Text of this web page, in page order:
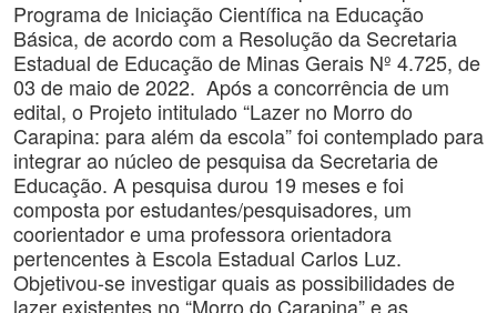
Programa de Iniciação Científica na Educação
Básica, de acordo com a Resolução da Secretaria
Estadual de Educação de Minas Gerais Nº 4.725, de
03 de maio de 2022. Após a concorrência de um
edital, o Projeto intitulado “Lazer no Morro do
Carapina: para além da escola” foi contemplado para
integrar ao núcleo de pesquisa da Secretaria de
Educação. A pesquisa durou 19 meses e foi
composta por estudantes/pesquisadores, um
coorientador e uma professora orientadora
pertencentes à Escola Estadual Carlos Luz.
Objetivou-se investigar quais as possibilidades de
lazer existentes no “Morro do Carapina” e as